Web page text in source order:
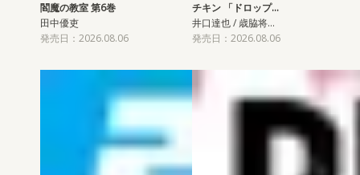
閻魔の教室 第6巻
田中優吏
発売日：2026.08.06
チキン 「ドロップ…
井口達也 / 歳脇将…
発売日：2026.08.06